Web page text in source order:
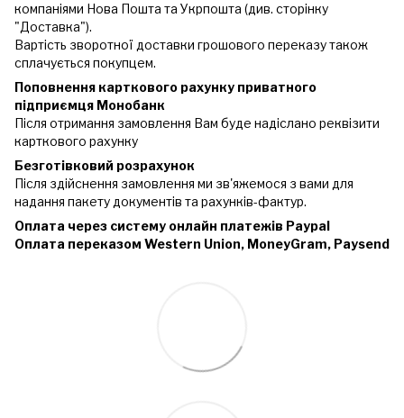
компаніями Нова Пошта та Укрпошта (див. сторінку
"Доставка").
Вартість зворотної доставки грошового переказу також
сплачується покупцем.
Поповнення карткового рахунку приватного
підприємця Монобанк
Після отримання замовлення Вам буде надіслано реквізити
карткового рахунку
Безготівковий розрахунок
Після здійснення замовлення ми зв'яжемося з вами для
надання пакету документів та рахунків-фактур.
Оплата через систему онлайн платежів Paypal
Оплата переказом Western Union, MoneyGram, Paysend